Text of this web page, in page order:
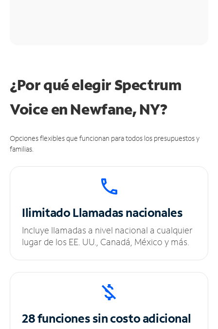
¿Por qué elegir Spectrum
Voice en Newfane, NY?
Opciones flexibles que funcionan para todos los presupuestos y
familias.
IlimitadoLlamadas nacionales
Incluye llamadas a nivel nacional a cualquier
lugar de los EE. UU., Canadá, México y más.
28 funciones sincosto adicional